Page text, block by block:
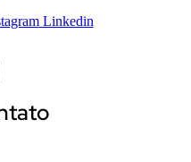
Linkedin